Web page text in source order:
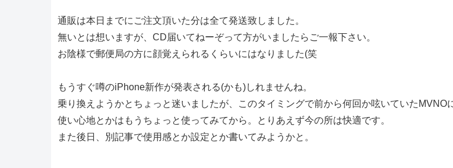
通販は本日までにご注文頂いた分は全て発送致しました。
無いとは想いますが、CD届いてねーぞって方がいましたらご一報下さい。
お陰様で郵便局の方に顔覚えられるくらいにはなりました(笑
もうすぐ噂のiPhone新作が発表される(かも)しれませんね。
乗り換えようかとちょっと迷いましたが、このタイミングで前から何回か呟いていたMVNO
使い心地とかはもうちょっと使ってみてから。とりあえず今の所は快適です。
また後日、別記事で使用感とか設定とか書いてみようかと。